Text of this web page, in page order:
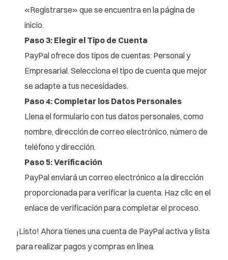
«Registrarse» que se encuentra en la página de
inicio.
Paso 3: Elegir el Tipo de Cuenta
PayPal ofrece dos tipos de cuentas: Personal y
Empresarial. Selecciona el tipo de cuenta que mejor
se adapte a tus necesidades.
Paso 4: Completar los Datos Personales
Llena el formulario con tus datos personales, como
nombre, dirección de correo electrónico, número de
teléfono y dirección.
Paso 5: Verificación
PayPal enviará un correo electrónico a la dirección
proporcionada para verificar la cuenta. Haz clic en el
enlace de verificación para completar el proceso.
¡Listo! Ahora tienes una cuenta de PayPal activa y lista
para realizar pagos y compras en línea.